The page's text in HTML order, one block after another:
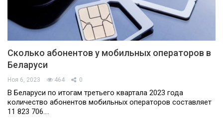
Сколько абонентов у мобильных операторов в
Беларуси
Ноя 6, 2023 464 0
В Беларуси по итогам третьего квартала 2023 года
количество абонентов мобильных операторов составляет
11 823 706.…